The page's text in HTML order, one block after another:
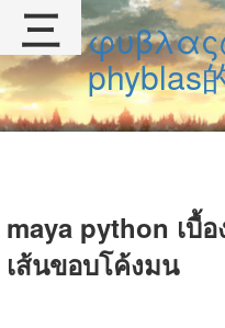
φυβλας
phyblas
maya python เบื้
เส้นขอบโค้งมน
三